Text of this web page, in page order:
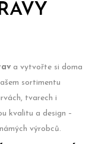
a vytvořte si doma
sortimentu
tvarech i
kvalitu a design –
výrobců.